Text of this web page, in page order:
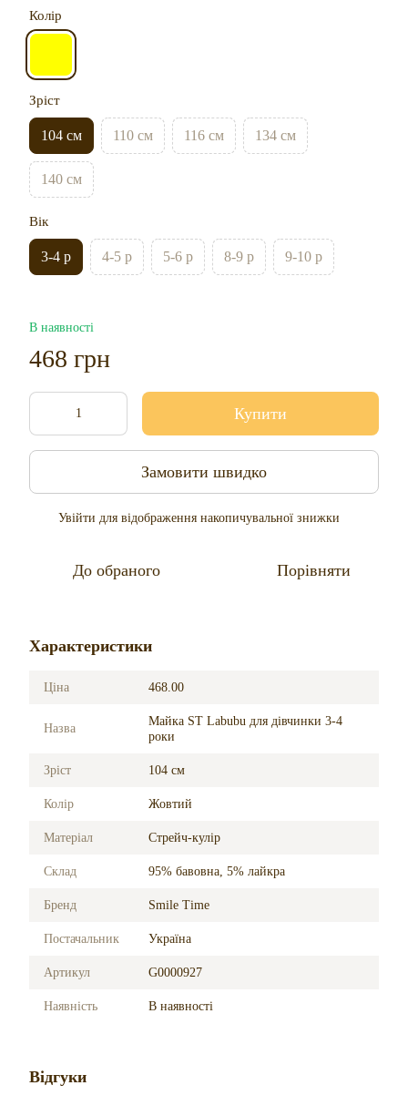
Колір
Зріст
104 см 110 см 116 см 134 см
140 см
Вік
3-4 р 4-5 р 5-6 р 8-9 р 9-10 р
В наявності
468 грн
Купити
Замовити швидко
Увійти для відображення накопичувальної знижки
До обраного Порівняти
Характеристики
Ціна 468.00
Назва
Майка ST Labubu для дівчинки 3-4
роки
Зріст 104 см
Колір Жовтий
Матеріал Стрейч-кулір
Склад 95% бавовна, 5% лайкра
Бренд Smile Time
Постачальник Україна
Артикул G0000927
Наявність В наявності
Відгуки